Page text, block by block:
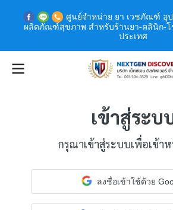
ศูนย์จำหน่าย ยา เวชภัณฑ์ อุ
ผลิตภัณฑ์สุขภาพ สำหรับร้านยา-คลินิก-โ
ประเทศ
เข้าสู่ระบ
กรุณาเข้าสู่ระบบเพื่อเข้า
ลงชื่อเข้าใช้ด้วย